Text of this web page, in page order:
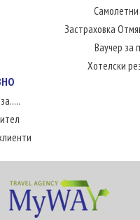
Застраховка
Ваучер за
Хотелски